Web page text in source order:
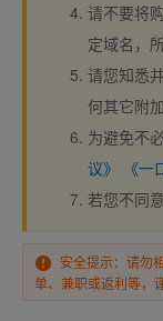
请不要将
定域名，
请您知悉
何其它附
为避免不
议》
《一
若您不同
安全提示：请勿
单、兼职或返利等，